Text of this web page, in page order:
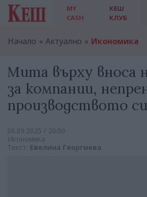
MY
CASH
КЕШ
КЛУБ
Начало Актуално Икономика
Мита върху вноса
за компании,
производството
06.09.2025 / 20:00
Икономика
Текст: Евелина Георгиева